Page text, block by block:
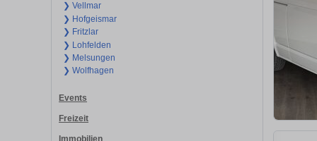
❯ Vellmar
❯ Hofgeismar
❯ Fritzlar
❯ Lohfelden
❯ Melsungen
❯ Wolfhagen
Events
Freizeit
Immobilien